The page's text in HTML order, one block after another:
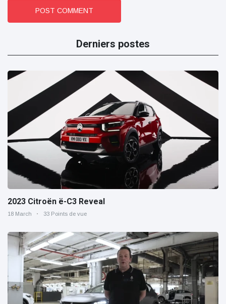
POST COMMENT
Derniers postes
2023 Citroën ë-C3 Reveal
18 March 33 Points de vue